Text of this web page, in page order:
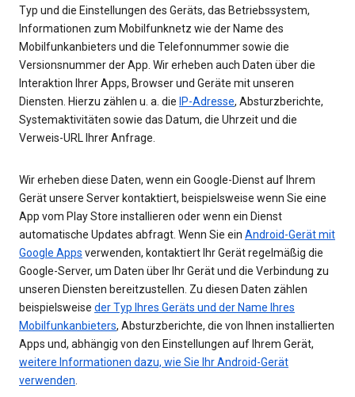
Typ und die Einstellungen des Geräts, das Betriebssystem,
Informationen zum Mobilfunknetz wie der Name des
Mobilfunkanbieters und die Telefonnummer sowie die
Versionsnummer der App. Wir erheben auch Daten über die
Interaktion Ihrer Apps, Browser und Geräte mit unseren
Diensten. Hierzu zählen u. a. die IP-Adresse, Absturzberichte,
Systemaktivitäten sowie das Datum, die Uhrzeit und die
Verweis-URL Ihrer Anfrage.
Wir erheben diese Daten, wenn ein Google-Dienst auf Ihrem
Gerät unsere Server kontaktiert, beispielsweise wenn Sie eine
App vom Play Store installieren oder wenn ein Dienst
automatische Updates abfragt. Wenn Sie ein Android-Gerät mit
Google Apps verwenden, kontaktiert Ihr Gerät regelmäßig die
Google-Server, um Daten über Ihr Gerät und die Verbindung zu
unseren Diensten bereitzustellen. Zu diesen Daten zählen
beispielsweise der Typ Ihres Geräts und der Name Ihres
Mobilfunkanbieters, Absturzberichte, die von Ihnen installierten
Apps und, abhängig von den Einstellungen auf Ihrem Gerät,
weitere Informationen dazu, wie Sie Ihr Android-Gerät
verwenden.